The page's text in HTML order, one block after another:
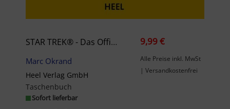
STAR TREK® - Das Offizielle Wörterbuch
Marc Okrand
Heel Verlag GmbH
Taschenbuch
Sofort lieferbar
9,99 €
Alle Preise inkl. MwSt
| Versandkostenfrei